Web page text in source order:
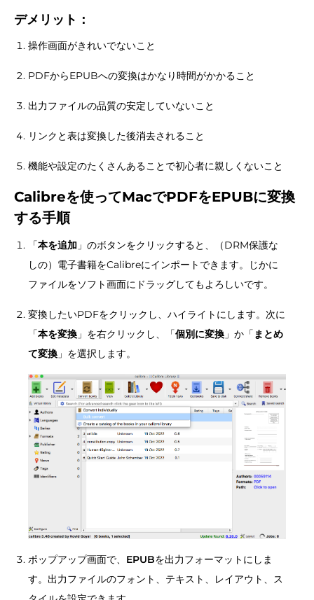
デメリット：
操作画面がきれいでないこと
PDFからEPUBへの変換はかなり時間がかかること
出力ファイルの品質の安定していないこと
リンクと表は変換した後消去されること
機能や設定のたくさんあることで初心者に親しくないこと
Calibreを使ってMacでPDFをEPUBに変換
する手順
「本を追加 」のボタンをクリックすると、（DRM保護な
しの）電子書籍をCalibreにインポートできます。じかに
ファイルをソフト画面にドラッグしてもよろしいです。
変換したいPDFをクリックし、ハイライトにします。次に
「本を変換 」を右クリックし、「個別に変換 」か「まとめ
て変換 」を選択します。
ポップアップ画面で、 EPUBを出力フォーマットにしま
す。出力ファイルのフォント、テキスト、レイアウト、ス